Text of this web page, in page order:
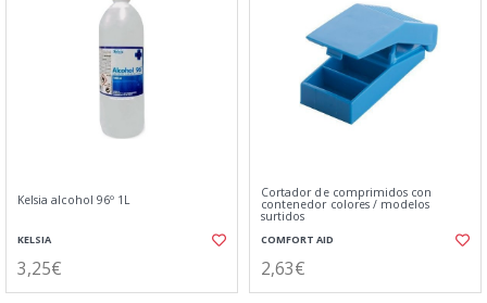
Kelsia alcohol 96º 1L
KELSIA
3,25€
Cortador de comprimidos con
contenedor colores / modelos
surtidos
COMFORT AID
2,63€